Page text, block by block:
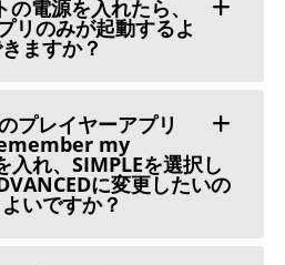
電源を入れたら、
のみが起動するよ
ますか？
プレイヤーアプリ
my
れ、SIMPLEを選択し
に変更したいの
いですか？